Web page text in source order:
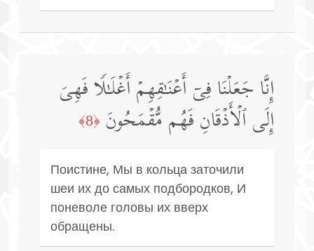
إِنَّا جَعَلۡنَا فِیۤ أَعۡنَـٰقِهِمۡ أَغۡلَـٰلࣰا فَهِیَ
إِلَى ٱلۡأَذۡقَانِ فَهُم مُّقۡمَحُونَ ﴿8﴾
Поистине, Мы в кольца заточили
шеи их до самых подбородков, И
поневоле головы их вверх
обращены.